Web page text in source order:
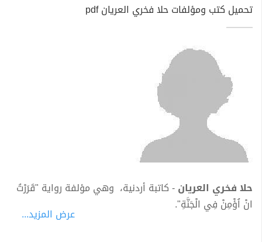
تحميل كتب ومؤلفات حلا فخري العريان pdf
حلا فخري العريان
- كاتبة أردنية، وهي مؤلفة رواية "‎⁨قَرَرْتُ
انْ اُؤْمِنْ فِي الْجَنَّةِ⁩".
عرض المزيد...